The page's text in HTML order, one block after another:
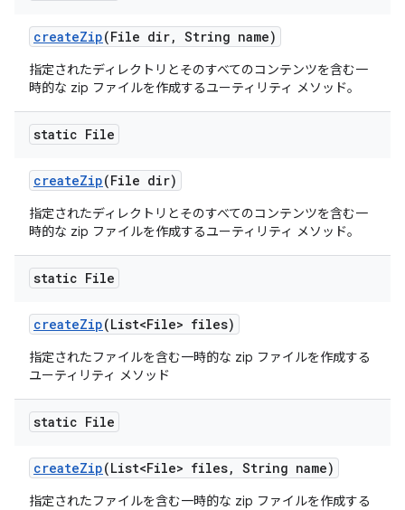
createZip(File dir, String name)
指定されたディレクトリとそのすべてのコンテンツを含む一
時的な zip ファイルを作成するユーティリティ メソッド。
static File
createZip(File dir)
指定されたディレクトリとそのすべてのコンテンツを含む一
時的な zip ファイルを作成するユーティリティ メソッド。
static File
createZip(List<File> files)
指定されたファイルを含む一時的な zip ファイルを作成する
ユーティリティ メソッド
static File
createZip(List<File> files, String name)
指定されたファイルを含む一時的な zip ファイルを作成する